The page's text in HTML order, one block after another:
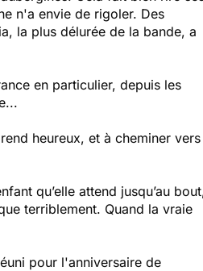
n'a envie de rigoler. Des
la plus délurée de la bande, a
en particulier, depuis les
heureux, et à cheminer vers
qu’elle attend jusqu’au
terriblement. Quand la vraie
pour l'anniversaire de